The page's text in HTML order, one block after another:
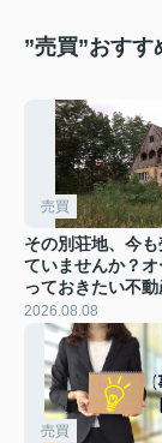
”売買”おすす
売買
その別荘地、今
ていませんか？
っておきたい不
2026.08.08
売買